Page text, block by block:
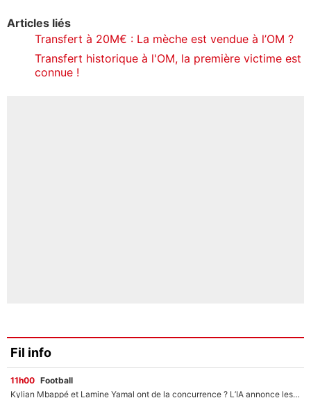
Articles liés
Transfert à 20M€ : La mèche est vendue à l’OM ?
Transfert historique à l'OM, la première victime est
connue !
Fil info
11h00 Football
Kylian Mbappé et Lamine Yamal ont de la concurrence ? L’IA annonce les 5 joueurs qui vont dominer le football dans les années à venir !